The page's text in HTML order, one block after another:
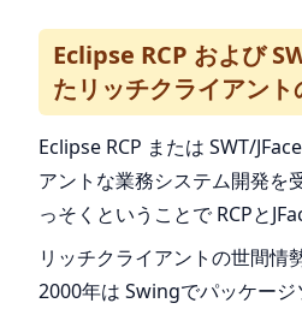
Eclipse RCP および
たリッチクライアン
Eclipse RCP または SWT/
アントな業務システム開発を
っそくということで RCPと
リッチクライアントの世間情
2000年は Swingでパッケージ